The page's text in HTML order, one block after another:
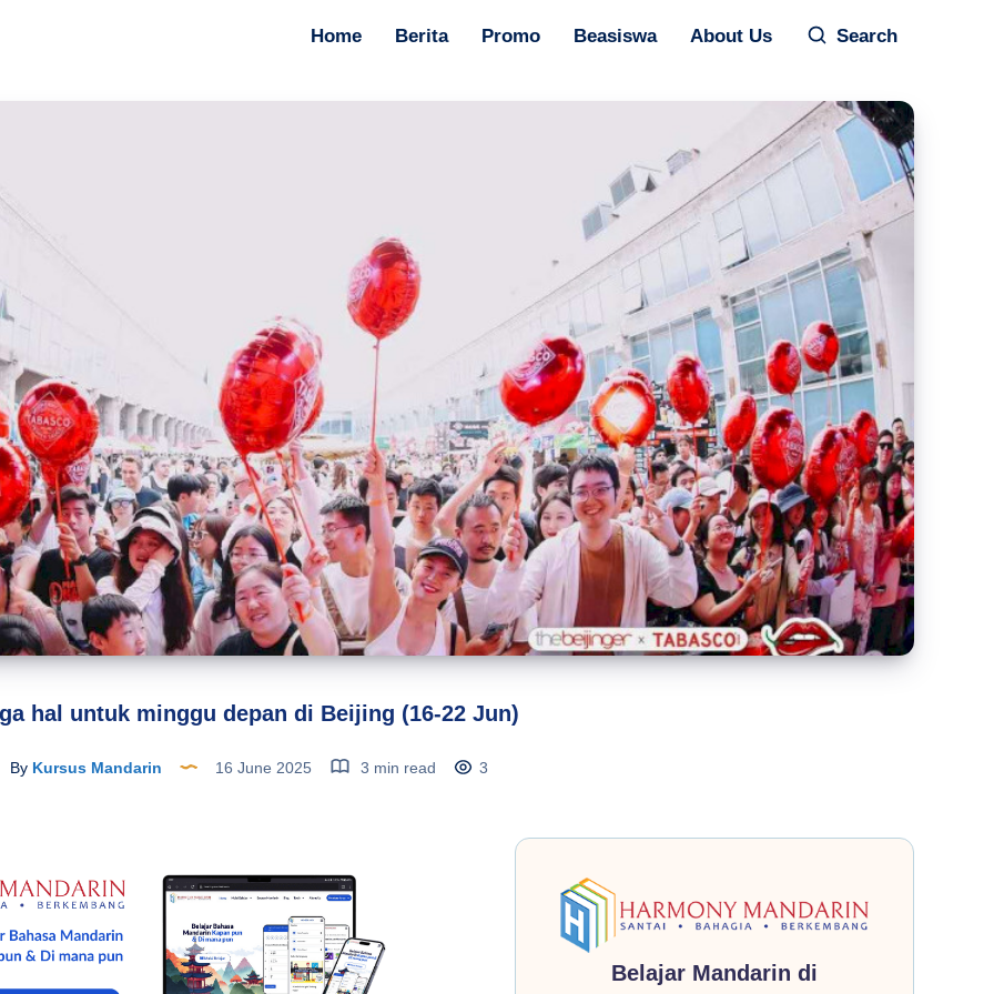
Home Berita Promo Beasiswa About Us Search
hal untuk minggu depan di Beijing (16-22 Jun)
ByKursus Mandarin 16 June 2025 3 min read 3
Belajar Mandarin di